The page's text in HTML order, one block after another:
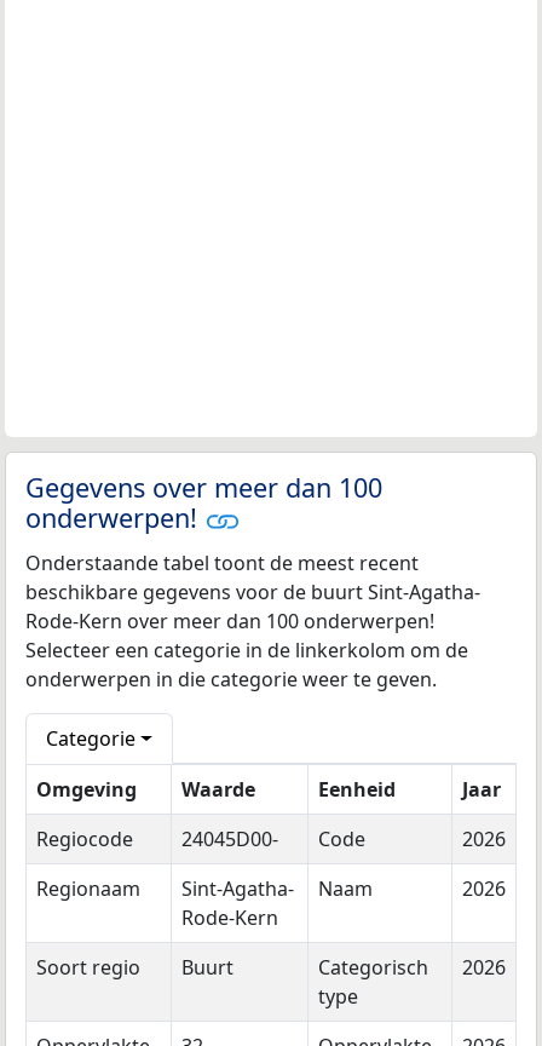
Gegevens over meer dan 100
onderwerpen!
Onderstaande tabel toont de meest recent
beschikbare gegevens voor de buurt Sint-Agatha-
Rode-Kern over meer dan 100 onderwerpen!
Selecteer een categorie in de linkerkolom om de
onderwerpen in die categorie weer te geven.
Categorie
Omgeving
Waarde Eenheid
Jaar
Regiocode
24045D00- Code
2026
Regionaam
Sint-Agatha-
Rode-Kern
Naam 2026
Soort regio Buurt
Categorisch
type
2026